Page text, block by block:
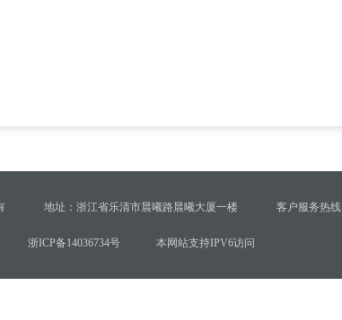
地址：浙江省乐清市晨曦路晨曦大厦一楼 客户服务热线
浙ICP备14036734号 本网站支持IPV6访问